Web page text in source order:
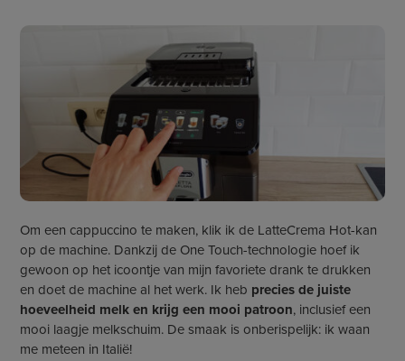
Om een cappuccino te maken, klik ik de LatteCrema Hot-kan
op de machine. Dankzij de One Touch-technologie hoef ik
gewoon op het icoontje van mijn favoriete drank te drukken
en doet de machine al het werk. Ik heb precies de juiste
hoeveelheid melk en krijg een mooi patroon, inclusief een
mooi laagje melkschuim. De smaak is onberispelijk: ik waan
me meteen in Italië!